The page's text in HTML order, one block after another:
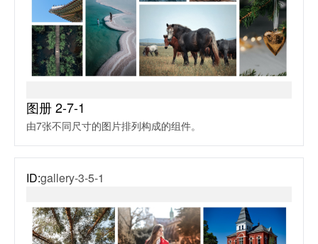
图册 2-7-1
由7张不同尺寸的图片排列构成的组件。
ID:gallery-3-5-1